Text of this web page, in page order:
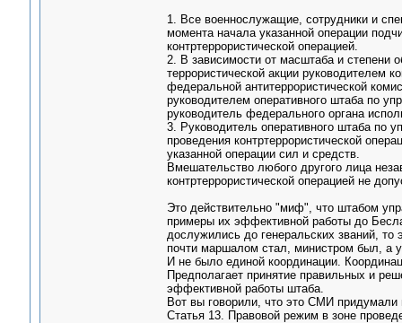
1. Все военнослужащие, сотрудники и
момента начала указанной операции
контртеррористической операцией.
2. В зависимости от масштаба и степени
террористической акции руководителем
федеральной антитеррористической
руководителем оперативного штаба по
руководитель федерального органа
3. Руководитель оперативного штаба по
проведения контртеррористической
указанной операции сил и средств.
Вмешательство любого другого лица
контртеррористической операцией не
Это действительно "миф", что штабом
примеры их эффективной работы до
дослужились до генеральских званий,
почти маршалом стал, министром был, а
И не было единой координации.
Предполагает принятие правильных и
эффективной работы штаба.
Вот вы говорили, что это СМИ
Статья 13. Правовой режим в зоне